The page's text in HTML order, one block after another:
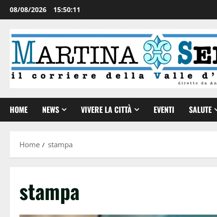
08/08/2026 15:50:12
HOME NEWS VIVERE LA CITTÀ EVENTI SALUTE
Home stampa
stampa